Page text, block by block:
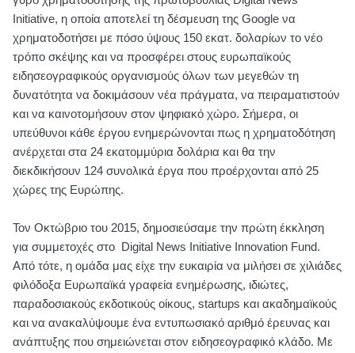
Initiative, η οποία αποτελεί τη δέσμευση της Google να
χρηματοδοτήσει με πόσο ύψους 150 εκατ. δολαρίων το νέο
τρόπο σκέψης και να προσφέρει στους ευρωπαϊκούς
ειδησεογραφικούς οργανισμούς όλων των μεγεθών τη
δυνατότητα να δοκιμάσουν νέα πράγματα, να πειραματιστούν
και να καινοτομήσουν στον ψηφιακό χώρο. Σήμερα, οι
υπεύθυνοι κάθε έργου ενημερώνονται πως η χρηματοδότηση
ανέρχεται στα 24 εκατομμύρια δολάρια και θα την
διεκδικήσουν 124 συνολικά έργα που προέρχονται από 25
χώρες της Ευρώπης.
Τον Οκτώβριο του 2015, δημοσιεύσαμε την πρώτη έκκληση
για συμμετοχές στο Digital News Initiative Innovation Fund.
Από τότε, η ομάδα μας είχε την ευκαιρία να μιλήσει σε χιλιάδες
φιλόδοξα Ευρωπαϊκά γραφεία ενημέρωσης, ιδιώτες,
παραδοσιακούς εκδοτικούς οίκους, startups και ακαδημαϊκούς
και να ανακαλύψουμε ένα εντυπωσιακό αριθμό έρευνας και
ανάπτυξης που σημειώνεται στον ειδησεογραφικό κλάδο. Με